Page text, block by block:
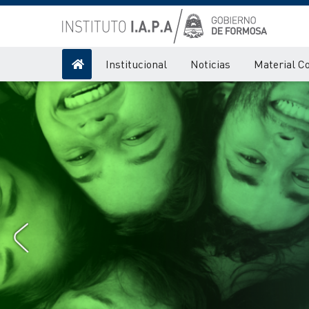
Institucional Noticias Material